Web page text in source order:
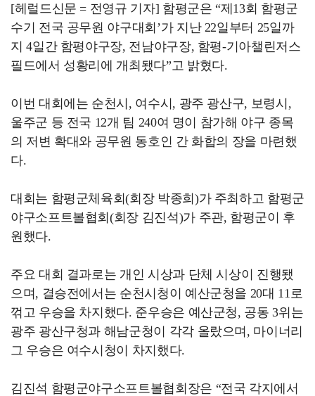
[헤럴드신문 = 전영규 기자] 함평군은 “제13회 함평군
수기 전국 공무원 야구대회’가 지난 22일부터 25일까
지 4일간 함평야구장, 전남야구장, 함평-기아챌린저스
필드에서 성황리에 개최됐다”고 밝혔다.
이번 대회에는 순천시, 여수시, 광주 광산구, 보령시,
울주군 등 전국 12개 팀 240여 명이 참가해 야구 종목
의 저변 확대와 공무원 동호인 간 화합의 장을 마련했
다.
대회는 함평군체육회(회장 박종희)가 주최하고 함평군
야구소프트볼협회(회장 김진석)가 주관, 함평군이 후
원했다.
주요 대회 결과로는 개인 시상과 단체 시상이 진행됐
으며, 결승전에서는 순천시청이 예산군청을 20대 11로
꺾고 우승을 차지했다. 준우승은 예산군청, 공동 3위는
광주 광산구청과 해남군청이 각각 올랐으며, 마이너리
그 우승은 여수시청이 차지했다.
김진석 함평군야구소프트볼협회장은 “전국 각지에서